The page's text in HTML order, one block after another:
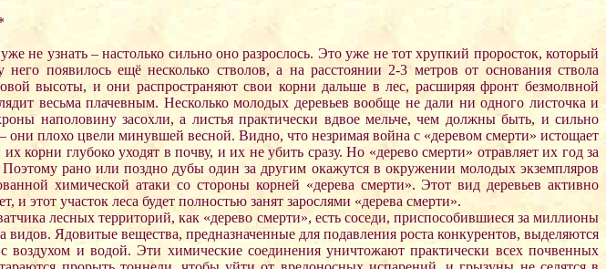
не узнать – настолько сильно оно разрослось. Это уже не тот хрупкий проросток, который
появилось ещё несколько стволов, а на расстоянии 2-3 метров от основания ствола
высоты, и они распространяют свои корни дальше в лес, расширяя фронт безмолвной
весьма плачевным. Несколько молодых деревьев вообще не дали ни одного листочка и
наполовину засохли, а листья практически вдвое мельче, чем должны быть, и сильно
плохо цвели минувшей весной. Видно, что незримая война с «деревом смерти» истощает
глубоко уходят в почву, и их не убить сразу. Но «дерево смерти» отравляет их год за
рано или поздно дубы один за другим окажутся в окружении молодых экземпляров
химической атаки со стороны корней «дерева смерти». Этот вид деревьев активно
и этот участок леса будет полностью занят зарослями «дерева смерти».
лесных территорий, как «дерево смерти», есть соседи, приспособившиеся за миллионы
Ядовитые вещества, предназначенные для подавления роста конкурентов, выделяются
и водой. Эти химические соединения уничтожают практически всех почвенных